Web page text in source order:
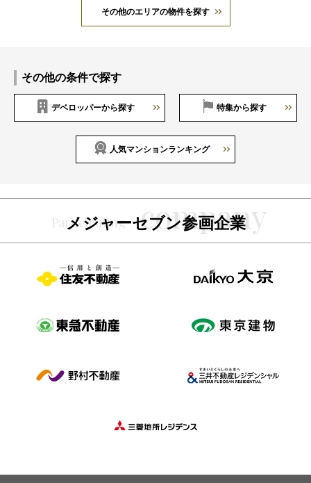
その他のエリアの物件を探す
その他の条件で探す
デベロッパーから探す 特集から探す
人気マンションランキング
メジャーセブン参画企業